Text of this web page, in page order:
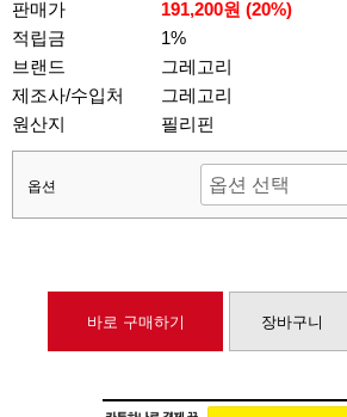
판매가
191,200원 (20%)
적립금
1%
브랜드
그레고리
제조사/수입처
그레고리
원산지
필리핀
옵션
바로 구매하기 장바구니